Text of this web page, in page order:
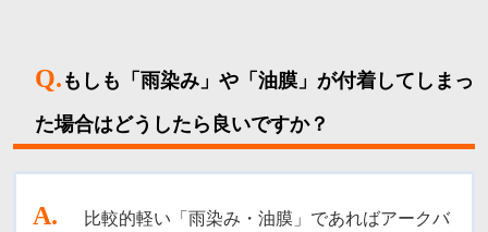
Q. もしも「雨染み」や「油膜」が付着してしまっ
た場合はどうしたら良いですか？
A.
比較的軽い「雨染み・油膜」であればアークバ